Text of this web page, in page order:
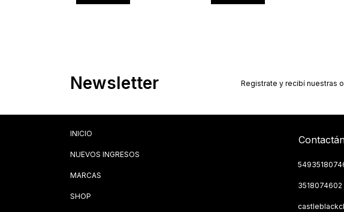
Newsletter Registrate y recibí nuestras
INICIO
NUEVOS INGRESOS
MARCAS
SHOP
3518074602